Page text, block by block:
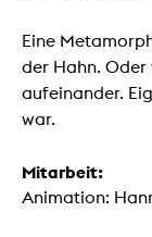
Eine
der Hahn. Oder
aufeinander.
war.
Mitarbeit:
Animation: